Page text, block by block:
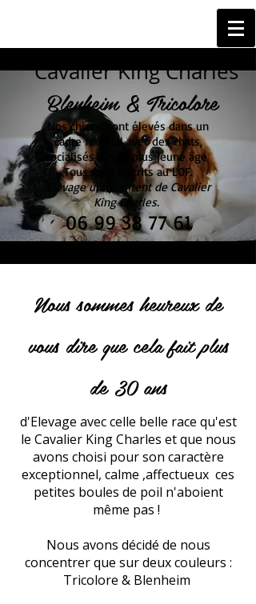
Cavalier King Charles
Blenheim & Tricolore
Nos chiens sont élevés dans un
cadre familial avec des chats,
socialisés dès le plus jeune âge
Tous sont inscrits au LOF.
Elevage uniquement de Cavalier
King Charles.
06 99 38 77 61
Nous sommes heureux de
vous dire que cela fait plus
de 30ans
d'Elevage avec celle belle race qu'est
le Cavalier King Charles et que nous
avons choisi pour son caractère
exceptionnel, calme ,affectueux ces
petites boules de poil n'aboient
même pas !
Nous avons décidé de nous
concentrer que sur deux couleurs :
Tricolore & Blenheim